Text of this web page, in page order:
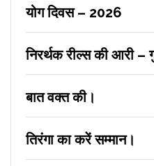
योग दिवस – 2026
निरर्थक रील्स की आरी –
बात वक्त की।
तिरंगा का करें सम्मान।